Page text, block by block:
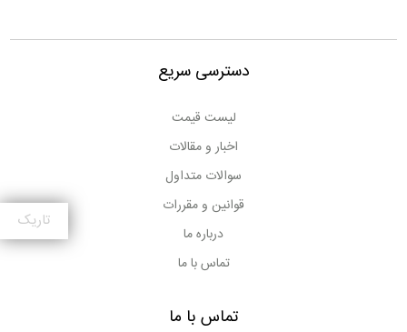
تخصصی بررسی می‌شوند تا شما کاربران بتوانید با اطلاعات دقیق‌تر
توانید با دنبال کردن پیج اینستاگرام مرکز کامپیوتر ایده به آدرس
روزترین محصولات در حوزه IT را مشاهده و از اطلاعات دقیق و
بخش محصولات فروشگاه اینترنتی ایده مرجعی برای اطلاع از
قیمت روز لپ تاپ ، مقایسه مشخصات فنی و بحث و تبادل‌ نظر در
دسترسی سریع
لیست قیمت
اخبار و مقالات
سوالات متداول
قوانین و مقررات
درباره ما
تماس با ما
تماس با ما
تاریک